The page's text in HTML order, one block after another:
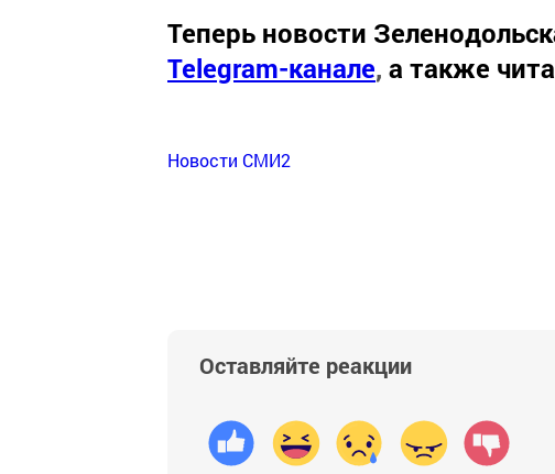
Теперь новости
Telegram-канале, а также
Новости СМИ2
Оставляйте реакции